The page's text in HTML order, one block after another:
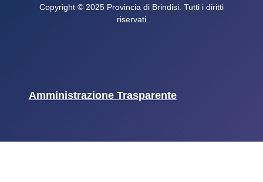
Copyright © 2025 Provincia di Brindisi. Tutti i diritti
riservati
Amministrazione Trasparente